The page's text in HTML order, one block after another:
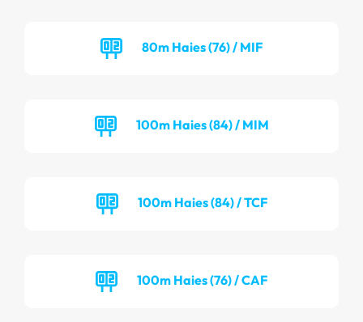
80m Haies (76) / MIF
100m Haies (84) / MIM
100m Haies (84) / TCF
100m Haies (76) / CAF